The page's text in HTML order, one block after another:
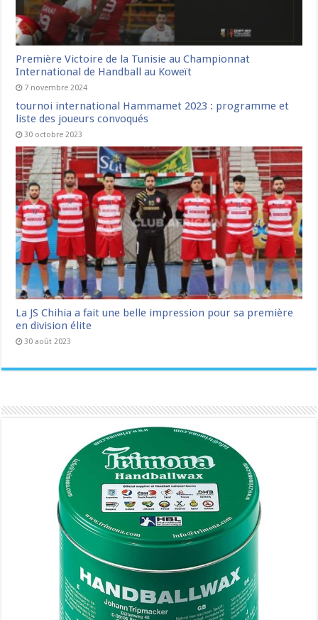
Première Victoire de la Tunisie au Championnat
International de Handball au Koweït
7 novembre 2024
tournoi international Hammamet 2023 : programme et
liste des joueurs convoqués
30 octobre 2023
La JS Chihia a fait une belle impression pour sa première
en division élite
30 août 2023